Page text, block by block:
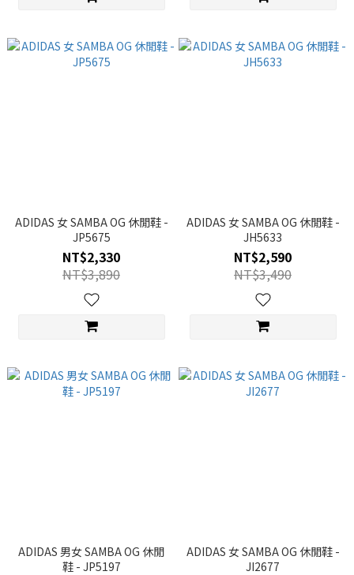
ADIDAS 女 SAMBA OG 休閒鞋 -
JP5675
NT$2,330
NT$3,890
ADIDAS 女 SAMBA OG 休閒鞋 -
JH5633
NT$2,590
NT$3,490
ADIDAS 男女 SAMBA OG 休閒
鞋 - JP5197
ADIDAS 女 SAMBA OG 休閒鞋 -
JI2677